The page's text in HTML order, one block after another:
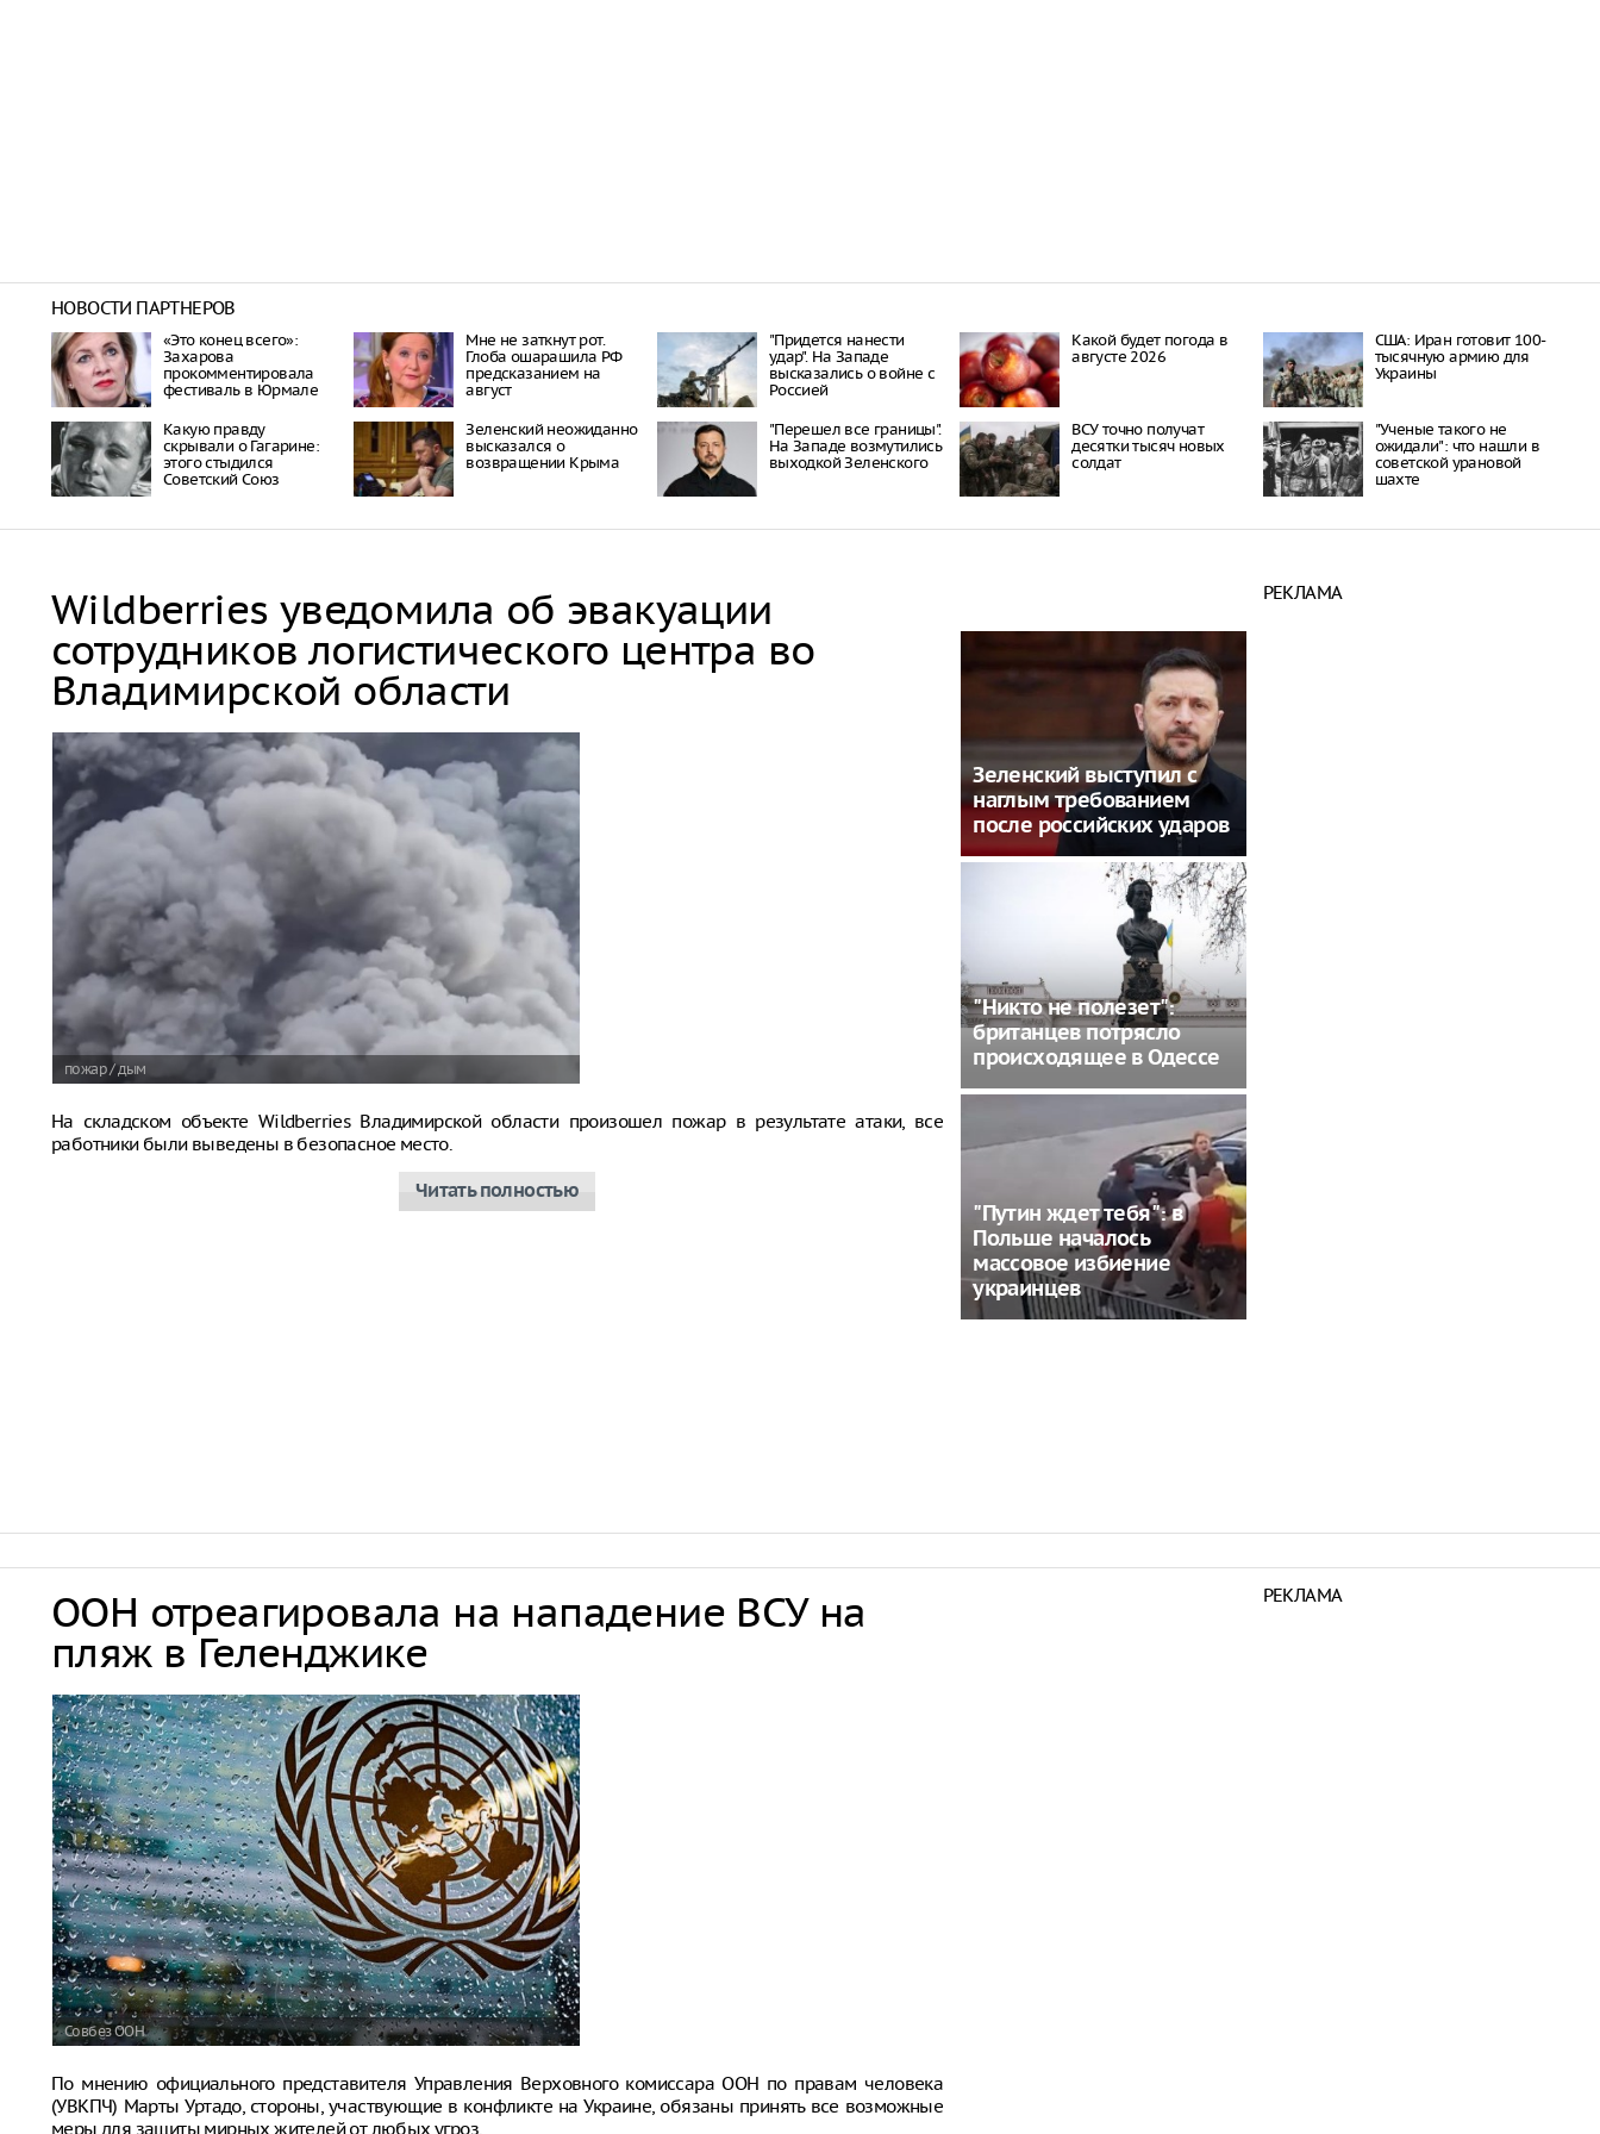
16:13
НОВОСТИ ПАРТНЕРОВ
«Это конец всего»:
Захарова
прокомментировала
фестиваль в Юрмале
Мне не заткнут рот.
Глоба ошарашила РФ
предсказанием на
август
"Придется нанести
удар". На Западе
высказались о войне с
Россией
Какой будет погода в
августе 2026
США: Иран готовит 100-
тысячную армию для
Украины
Какую правду
скрывали о Гагарине:
этого стыдился
Советский Союз
Зеленский неожиданно
высказался о
возвращении Крыма
"Перешел все границы".
На Западе возмутились
выходкой Зеленского
ВСУ точно получат
десятки тысяч новых
солдат
"Ученые такого не
ожидали": что нашли в
советской урановой
шахте
Wildberries уведомила об эвакуации
сотрудников логистического центра во
Владимирской области
пожар / дым
На складском объекте Wildberries Владимирской области произошел пожар в результате атаки, все
работники были выведены в безопасное место.
Читать полностью
Зеленский выступил с
наглым требованием
после российских ударов
"Никто не полезет":
британцев потрясло
происходящее в Одессе
"Путин ждет тебя": в
Польше началось
массовое избиение
украинцев
РЕКЛАМА
ООН отреагировала на нападение ВСУ на
пляж в Геленджике
Совбез ООН
По мнению официального представителя Управления Верховного комиссара ООН по правам человека
(УВКПЧ) Марты Уртадо, стороны, участвующие в конфликте на Украине, обязаны принять все возможные
меры для защиты мирных жителей от любых угроз.
РЕКЛАМА